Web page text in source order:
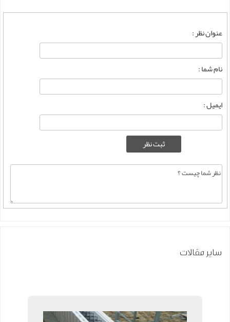
عنوان نظر :
نام شما :
ایمیل :
سایر مقالات